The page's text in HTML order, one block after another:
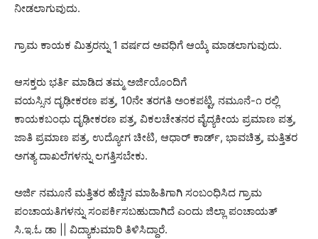
ನೀಡಲಾಗುವುದು.
ಗ್ರಾಮ ಕಾಯಕ ಮಿತ್ರರನ್ನು 1 ವರ್ಷದ ಅವಧಿಗೆ ಆಯ್ಕೆ ಮಾಡಲಾಗುವುದು.
ಆಸಕ್ತರು ಭರ್ತಿ ಮಾಡಿದ ತಮ್ಮ ಅರ್ಜಿಯೊಂದಿಗೆ
ವಯಸ್ಸಿನ ದೃಢೀಕರಣ ಪತ್ರ, 10ನೇ ತರಗತಿ ಅಂಕಪಟ್ಟಿ, ನಮೂನೆ-೧ ರಲ್ಲಿ
ಕಾಯಕಬಂಧು ದೃಢೀಕರಣ ಪತ್ರ, ವಿಕಲಚೇತನರ ವೈದ್ಯಕೀಯ ಪ್ರಮಾಣ ಪತ್ರ,
ಜಾತಿ ಪ್ರಮಾಣ ಪತ್ರ, ಉದ್ಯೋಗ ಚೀಟಿ, ಆಧಾರ್ ಕಾರ್ಡ್, ಭಾವಚಿತ್ರ, ಮತ್ತಿತರ
ಅಗತ್ಯ ದಾಖಲೆಗಳನ್ನು ಲಗತ್ತಿಸಬೇಕು.
ಅರ್ಜಿ ನಮೂನೆ ಮತ್ತಿತರ ಹೆಚ್ಚಿನ ಮಾಹಿತಿಗಾಗಿ ಸಂಬಂಧಿಸಿದ ಗ್ರಾಮ
ಪಂಚಾಯತಿಗಳನ್ನು ಸಂಪರ್ಕಿಸಬಹುದಾಗಿದೆ ಎಂದು ಜಿಲ್ಲಾ ಪಂಚಾಯತ್
ಸಿ.ಇ.ಓ ಡಾ || ವಿದ್ಯಾಕುಮಾರಿ ತಿಳಿಸಿದ್ದಾರೆ.